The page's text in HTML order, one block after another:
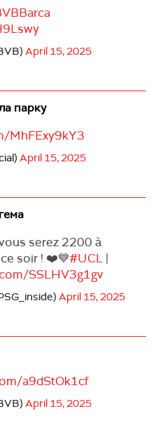
April 15, 2025
парку
MhFExy9kY3
April 15, 2025
serez 2200 à
soir ! ❤️💙#UCL |
SSLHV3g1gv
April 15, 2025
a9dStOk1cf
April 15, 2025